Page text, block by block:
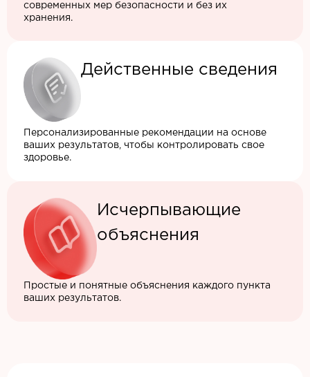
современных мер безопасности и без их
хранения.
Действенные сведения
Персонализированные рекомендации на основе
ваших результатов, чтобы контролировать свое
здоровье.
Исчерпывающие
объяснения
Простые и понятные объяснения каждого пункта
ваших результатов.